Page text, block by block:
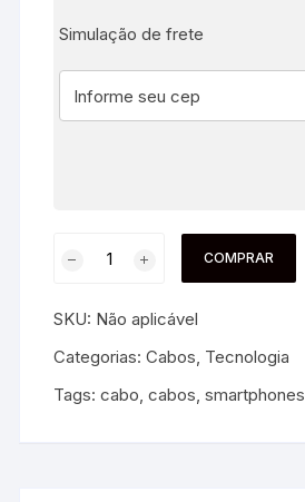
Simulação de frete
COMPRAR
SKU: Não aplicável
Categorias:Cabos, Tecnologia
Tags:cabo,cabos,smartphones